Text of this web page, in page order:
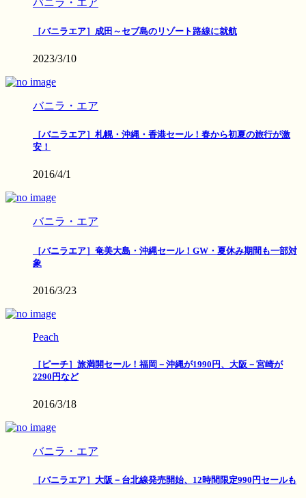
［バニラエア］成田～セブ島のリゾート路線に就航
2023/3/10
バニラ・エア
［バニラエア］札幌・沖縄・香港セール！春から初夏の旅行が激
安！
2016/4/1
バニラ・エア
［バニラエア］奄美大島・沖縄セール！GW・夏休み期間も一部対
象
2016/3/23
Peach
［ピーチ］旅満開セール！福岡－沖縄が1990円、大阪－宮崎が
2290円など
2016/3/18
バニラ・エア
［バニラエア］大阪－台北線発売開始、12時間限定990円セールも